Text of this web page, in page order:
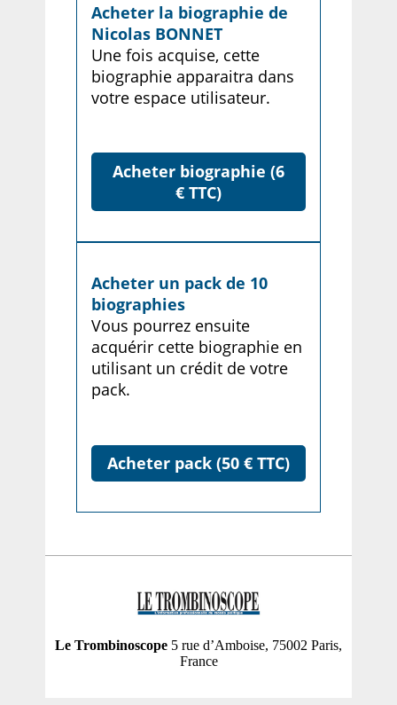
Acheter la biographie de
Nicolas BONNET
Une fois acquise, cette
biographie apparaitra dans
votre espace utilisateur.
Acheter biographie (6
€ TTC)
Acheter un pack de 10
biographies
Vous pourrez ensuite
acquérir cette biographie en
utilisant un crédit de votre
pack.
Acheter pack (50 € TTC)
Le Trombinoscope 5 rue d’Amboise, 75002 Paris,
France